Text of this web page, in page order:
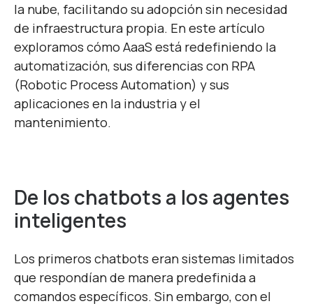
la nube, facilitando su adopción sin necesidad
de infraestructura propia. En este artículo
exploramos cómo AaaS está redefiniendo la
automatización, sus diferencias con RPA
(Robotic Process Automation) y sus
aplicaciones en la industria y el
mantenimiento.
De los chatbots a los agentes
inteligentes
Los primeros chatbots eran sistemas limitados
que respondían de manera predefinida a
comandos específicos. Sin embargo, con el